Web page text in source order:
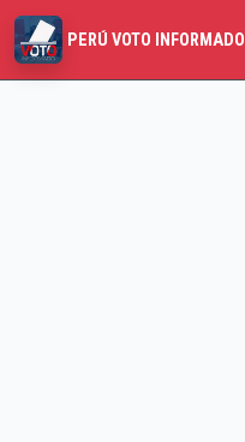
PERÚ VOTO INFORMADO